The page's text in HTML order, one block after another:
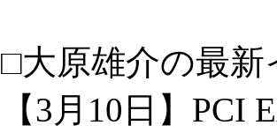
□大原雄介の最
【3月10日】PCI